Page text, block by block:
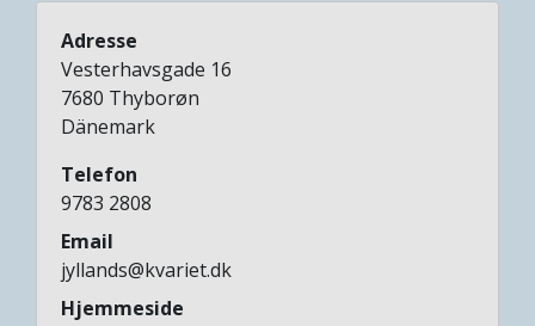
Adresse
Vesterhavsgade 16
7680 Thyborøn
Dänemark
Telefon
9783 2808
Email
jyllands@kvariet.dk
Hjemmeside